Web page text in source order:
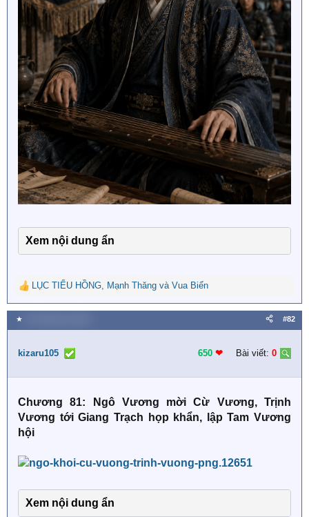
Xem nội dung ẩn
R
e
a
c
i
n
:
LỤC TIỂU HỒNG Mạnh Thăng và Vua Biển
★ #82
kizaru105 650 ❤︎ Bài viết: 0
Chương 81: Ngô Vương mời Cừ Vương, Trịnh
Vương tới Giang Trạch họp khẩn, lập Tam Vương
hội
Xem nội dung ẩn